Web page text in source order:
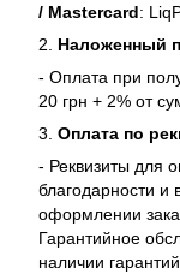
/ Mastercard:
2. Наложенный
- Оплата при
20 грн + 2% от
3. Оплата по
- Реквизиты для
благодарности и
оформлении
Гарантийное
наличии